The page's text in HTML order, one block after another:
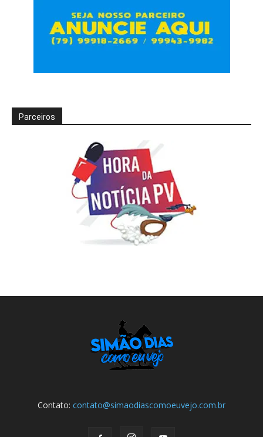
Parceiros
Contato: contato@simaodiascomoeuvejo.com.br